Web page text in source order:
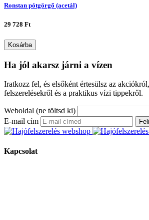
Ronstan pótgörgő (acetál)
29 728 Ft
Kosárba
Ha jól akarsz járni a vízen
Iratkozz fel, és elsőként értesülsz az
felszerelésekről és a praktikus vízi tippekről.
Weboldal (ne töltsd ki)
E-mail cím
Kapcsolat